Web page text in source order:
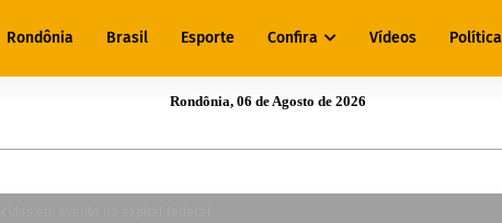
Rondônia Brasil Esporte Confira Vídeos Política
Rondônia, 06 de Agosto de 2026